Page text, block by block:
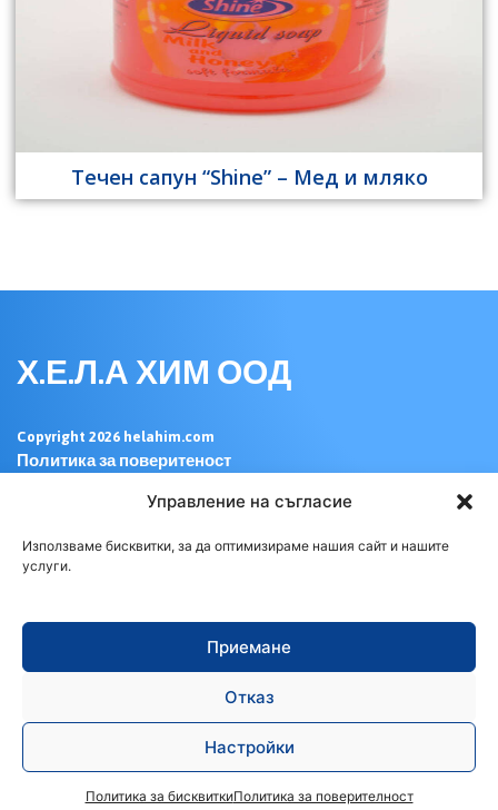
Управление на съгласие
Използваме бисквитки, за да оптимизираме нашия сайт и нашите
услуги.
Приемане
Отказ
Настройки
Политика за бисквиткиПолитика за поверителност
Течен сапун “Shine” – Мед и мляко
Х.Е.Л.А ХИМ ООД
Copyright 2026 helahim.com
Политика за поверитеност
Бързи връзки
Начало
Контакти
Продукти
Почистващи препарати
Миещ препарат „Нео” Балсам
Миещ препарат „Нео”
Течен сапун